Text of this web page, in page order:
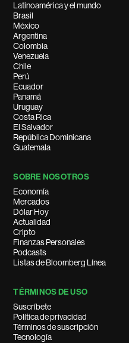
Latinoamérica y el mundo
Brasil
México
Argentina
Colombia
Venezuela
Chile
Perú
Ecuador
Panamá
Uruguay
Costa Rica
El Salvador
República Dominicana
Guatemala
SOBRE NOSOTROS
Economía
Mercados
Dólar Hoy
Actualidad
Cripto
Finanzas Personales
Podcasts
Listas de Bloomberg Línea
TÉRMINOS DE USO
Suscríbete
Política de privacidad
Términos de suscripción
Tecnología